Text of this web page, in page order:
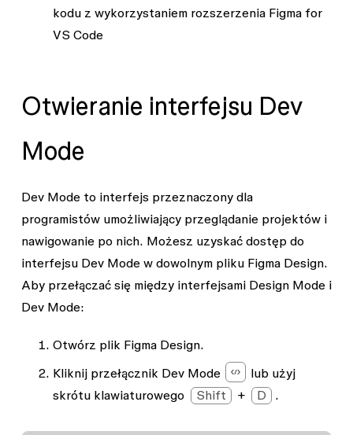
kodu z wykorzystaniem rozszerzenia Figma for
VS Code
Otwieranie interfejsu Dev
Mode
Dev Mode to interfejs przeznaczony dla
programistów umożliwiający przeglądanie projektów i
nawigowanie po nich. Możesz uzyskać dostęp do
interfejsu Dev Mode w dowolnym pliku Figma Design.
Aby przełączać się między interfejsami Design Mode i
Dev Mode:
Otwórz plik Figma Design.
Kliknij przełącznik Dev Mode
lub użyj
skrótu klawiaturowego
Shift + D .